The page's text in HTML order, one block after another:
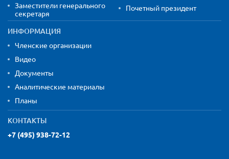
Заместители генерального
секретаря
Почетный президент
ИНФОРМАЦИЯ
Членские организации
Видео
Документы
Аналитические материалы
Планы
КОНТАКТЫ
+7 (495) 938-72-12